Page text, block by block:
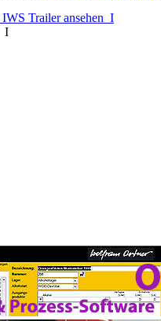
IWS Trailer ansehen I
I